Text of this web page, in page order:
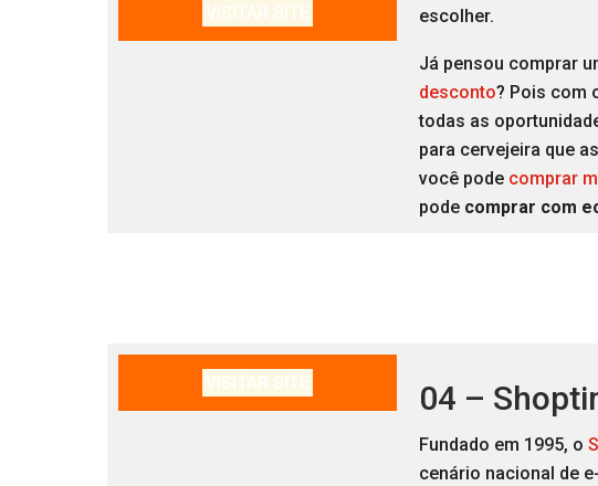
VISITAR SITE
escolher.
Já pensou comprar
desconto? Pois com
todas as
para cervejeira que
você pode comprar
pode comprar com
VISITAR SITE 04 –
Fundado em 1995, o
cenário nacional de